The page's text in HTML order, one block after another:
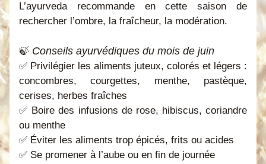
L’ayurveda recommande en cette saison de
rechercher l’ombre, la fraîcheur, la modération.
🍃 Conseils ayurvédiques du mois de juin
✅ Privilégier les aliments juteux, colorés et légers :
concombres, courgettes, menthe, pastèque,
cerises, herbes fraîches
✅ Boire des infusions de rose, hibiscus, coriandre
ou menthe
✅ Éviter les aliments trop épicés, frits ou acides
✅ Se promener à l’aube ou en fin de journée